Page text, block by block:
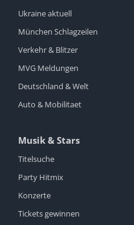
Ukraine aktuell
München Schlagzeilen
Verkehr & Blitzer
MVG Meldungen
Deutschland & Welt
Auto & Mobilitaet
Musik & Stars
Titelsuche
Party Hitmix
Konzerte
Tickets gewinnen